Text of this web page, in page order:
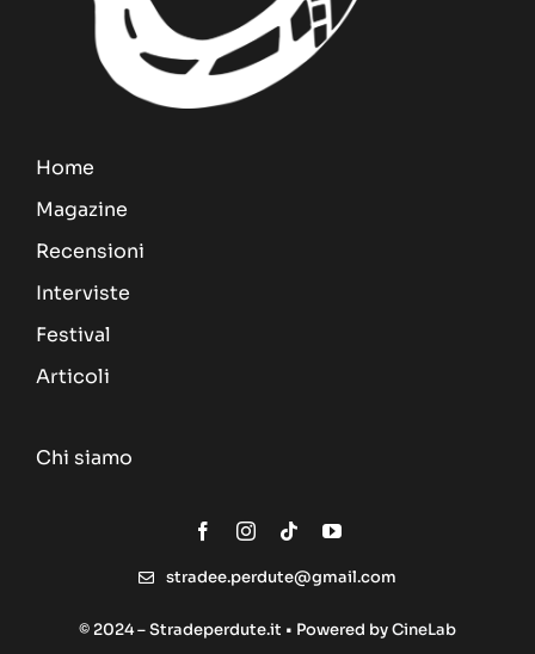
Home
Magazine
Recensioni
Interviste
Festival
Articoli
Chi siamo
stradee.perdute@gmail.com
© 2024 – Stradeperdute.it • Powered byCineLab